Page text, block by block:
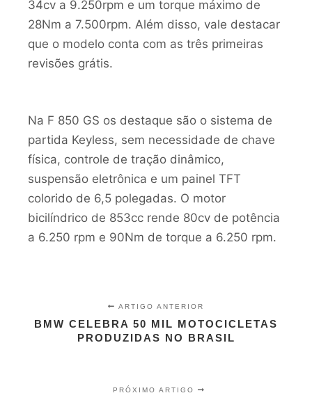
34cv a 9.250rpm e um torque máximo de
28Nm a 7.500rpm. Além disso, vale destacar
que o modelo conta com as três primeiras
revisões grátis.
Na F 850 GS os destaque são o sistema de
partida Keyless, sem necessidade de chave
física, controle de tração dinâmico,
suspensão eletrônica e um painel TFT
colorido de 6,5 polegadas. O motor
bicilíndrico de 853cc rende 80cv de potência
a 6.250 rpm e 90Nm de torque a 6.250 rpm.
ARTIGO ANTERIOR
BMW CELEBRA 50 MIL MOTOCICLETAS
PRODUZIDAS NO BRASIL
PRÓXIMO ARTIGO